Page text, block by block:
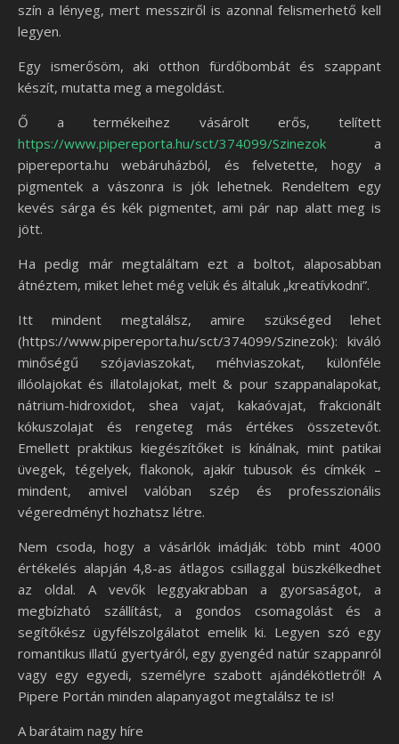
szín a lényeg, mert messziről is azonnal felismerhető kell
legyen.
Egy ismerősöm, aki otthon fürdőbombát és szappant
készít, mutatta meg a megoldást.
Ő a termékeihez vásárolt erős, telített
https://www.pipereporta.hu/sct/374099/Szinezok a
pipereporta.hu webáruházból, és felvetette, hogy a
pigmentek a vászonra is jók lehetnek. Rendeltem egy
kevés sárga és kék pigmentet, ami pár nap alatt meg is
jött.
Ha pedig már megtaláltam ezt a boltot, alaposabban
átnéztem, miket lehet még velük és általuk „kreatívkodni”.
Itt mindent megtalálsz, amire szükséged lehet
(https://www.pipereporta.hu/sct/374099/Szinezok): kiváló
minőségű szójaviaszokat, méhviaszokat, különféle
illóolajokat és illatolajokat, melt & pour szappanalapokat,
nátrium-hidroxidot, shea vajat, kakaóvajat, frakcionált
kókuszolajat és rengeteg más értékes összetevőt.
Emellett praktikus kiegészítőket is kínálnak, mint patikai
üvegek, tégelyek, flakonok, ajakír tubusok és címkék –
mindent, amivel valóban szép és professzionális
végeredményt hozhatsz létre.
Nem csoda, hogy a vásárlók imádják: több mint 4000
értékelés alapján 4,8-as átlagos csillaggal büszkélkedhet
az oldal. A vevők leggyakrabban a gyorsaságot, a
megbízható szállítást, a gondos csomagolást és a
segítőkész ügyfélszolgálatot emelik ki. Legyen szó egy
romantikus illatú gyertyáról, egy gyengéd natúr szappanról
vagy egy egyedi, személyre szabott ajándékötletről! A
Pipere Portán minden alapanyagot megtalálsz te is!
A barátaim nagy híre